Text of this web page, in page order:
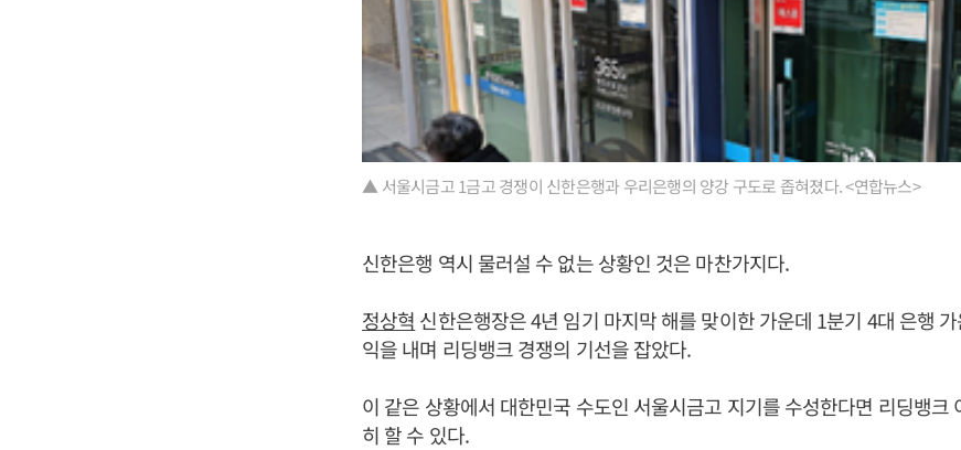
▲ 서울시금고 1금고 경쟁이 신한은행과 우리은행의 양강 구도로 좁혀졌다. <연합뉴스>
신한은행 역시 물러설 수 없는 상황인 것은 마찬가지다.
정상혁 신한은행장은 4년 임기 마지막 해를 맞이한 가운데 1분기 4대 은행
익을 내며 리딩뱅크 경쟁의 기선을 잡았다.
이 같은 상황에서 대한민국 수도인 서울시금고 지기를 수성한다면 리딩뱅크
히 할 수 있다.